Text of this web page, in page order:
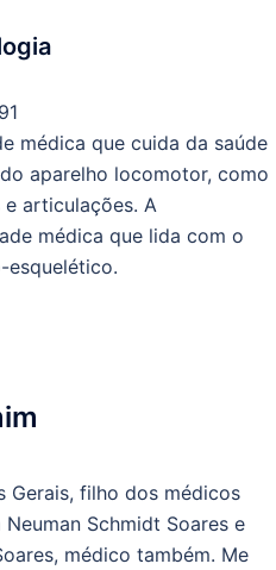
médica que cuida da saúde
aparelho locomotor, como
e articulações. A
médica que lida com o
esquelético.
Gerais, filho dos médicos
Schmidt Soares e
médico também. Me